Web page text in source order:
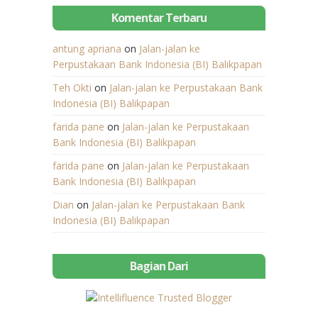
Komentar Terbaru
antung apriana on Jalan-jalan ke
Perpustakaan Bank Indonesia (BI) Balikpapan
Teh Okti on Jalan-jalan ke Perpustakaan Bank
Indonesia (BI) Balikpapan
farida pane on Jalan-jalan ke Perpustakaan
Bank Indonesia (BI) Balikpapan
farida pane on Jalan-jalan ke Perpustakaan
Bank Indonesia (BI) Balikpapan
Dian on Jalan-jalan ke Perpustakaan Bank
Indonesia (BI) Balikpapan
Bagian Dari